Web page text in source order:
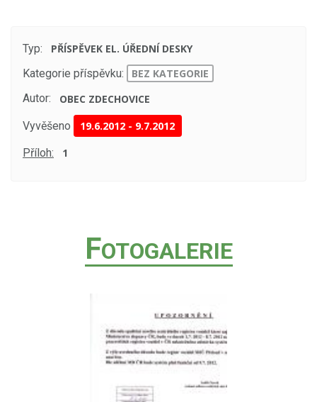
Typ:
PŘÍSPĚVEK EL. ÚŘEDNÍ DESKY
Kategorie příspěvku:
BEZ KATEGORIE
Autor:
OBEC ZDECHOVICE
Vyvěšeno 19.6.2012 - 9.7.2012
Příloh: 1
FOTOGALERIE